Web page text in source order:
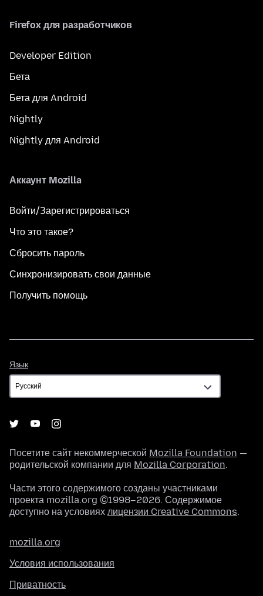
Firefox для разработчиков
Developer Edition
Бета
Бета для Android
Nightly
Nightly для Android
Аккаунт Mozilla
Войти/Зарегистрироваться
Что это такое?
Сбросить пароль
Синхронизировать свои данные
Получить помощь
Язык
Посетите сайт некоммерческой Mozilla Foundation —
родительской компании для Mozilla Corporation.
Части этого содержимого созданы участниками
проекта mozilla.org ©1998–2026. Содержимое
доступно на условиях лицензии Creative Commons.
mozilla.org
Условия использования
Приватность